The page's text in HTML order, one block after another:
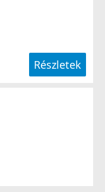
Részletek